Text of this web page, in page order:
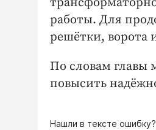
работы. Для
решётки, ворота
По словам главы
повысить
Нашли в тексте ошибку?